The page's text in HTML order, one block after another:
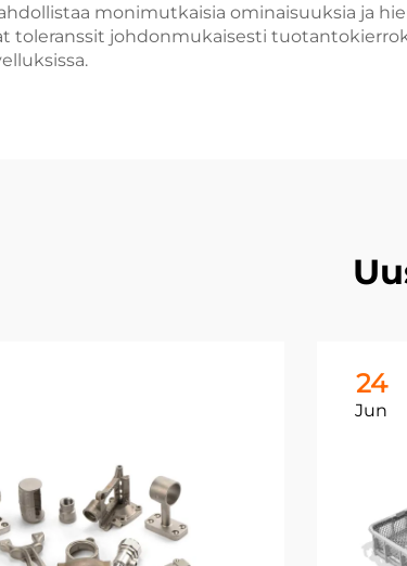
monimutkaisia ominaisuuksia ja
toleranssit johdonmukaisesti
24
Jun